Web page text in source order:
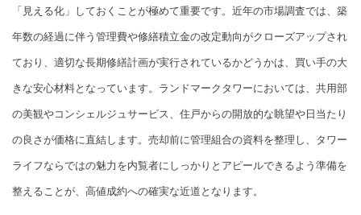
「見える化」しておくことが極めて重要です。近年の市場調査では、築
年数の経過に伴う管理費や修繕積立金の改定動向がクローズアップされ
ており、適切な長期修繕計画が実行されているかどうかは、買い手の大
きな安心材料となっています。ランドマークタワーにおいては、共用部
の美観やコンシェルジュサービス、住戸からの開放的な眺望や日当たり
の良さが価格に直結します。売却前に管理組合の資料を整理し、タワー
ライフならではの魅力を内覧者にしっかりとアピールできるよう準備を
整えることが、高値成約への確実な近道となります。